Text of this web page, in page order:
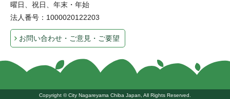
曜日、祝日、年末・年始
法人番号：1000020122203
お問い合わせ・ご意見・ご要望
Copyright © City Nagareyama Chiba Japan, All Rights Reserved.